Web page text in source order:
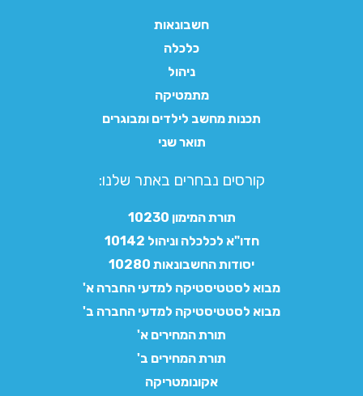
חשבונאות
כלכלה
ניהול
מתמטיקה
תכנות מחשב לילדים ומבוגרים
תואר שני
קורסים נבחרים באתר שלנו:​
תורת המימון 10230
חדו"א לכלכלה וניהול 10142
יסודות החשבונאות 10280
מבוא לסטטיסטיקה למדעי החברה א'
מבוא לסטטיסטיקה למדעי החברה ב'
תורת המחירים א'
תורת המחירים ב'
אקונומטריקה